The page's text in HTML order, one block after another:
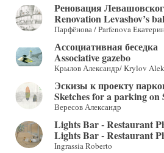
Реновация
Renovation Levashov’s
Парфёнова / Parfenova
Ассоциативная беседка
Associative gazebo
Крылов Александр/ Krylov
Эскизы к проекту
Sketches for a parking on
Вересов Александр
Lights Bar - Restaurant
Lights Bar - Restaurant
Ingrassia Roberto